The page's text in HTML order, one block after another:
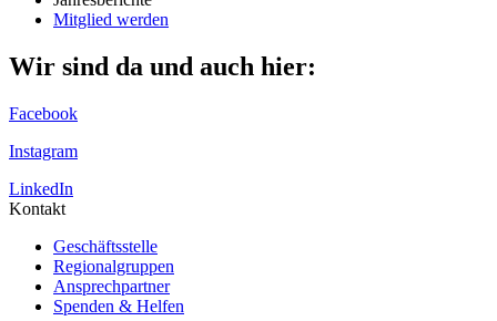
Mitglied werden
Wir sind da und auch hier:
Facebook
Instagram
LinkedIn
Kontakt
Geschäftsstelle
Regionalgruppen
Ansprechpartner
Spenden & Helfen